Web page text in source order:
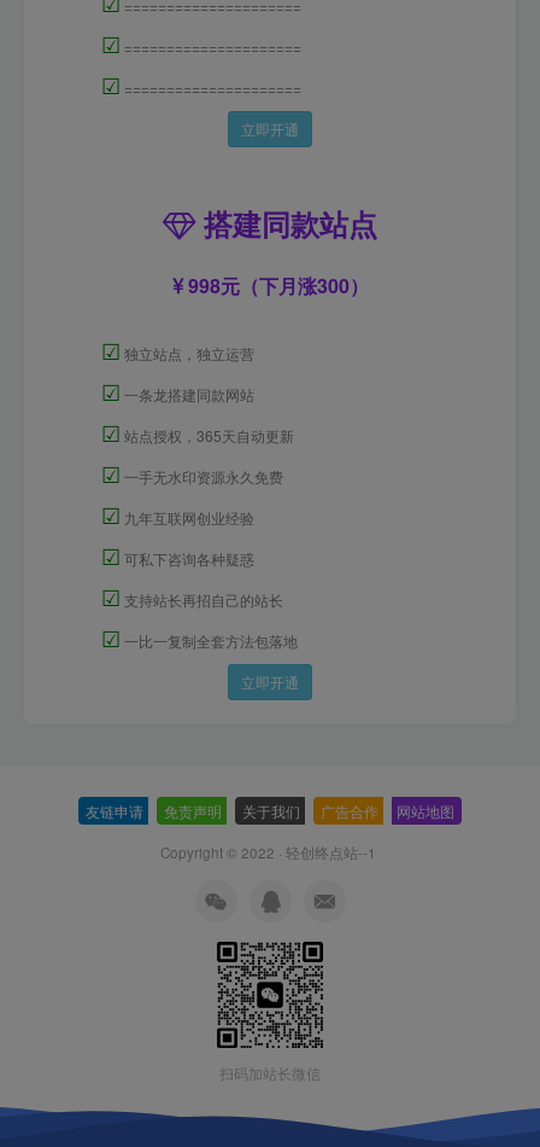
=====================
☑ =====================
☑ =====================
立即开通
搭建同款站点
998元（下月涨300）
☑ 独立站点，独立运营
☑ 一条龙搭建同款网站
☑ 站点授权，365天自动更新
☑ 一手无水印资源永久免费
☑ 九年互联网创业经验
☑ 可私下咨询各种疑惑
☑ 支持站长再招自己的站长
☑ 一比一复制全套方法包落地
立即开通
友链申请 免责声明 关于我们 广告合作 网站地图
Copyright © 2022 · 轻创终点站--1
扫码加站长微信